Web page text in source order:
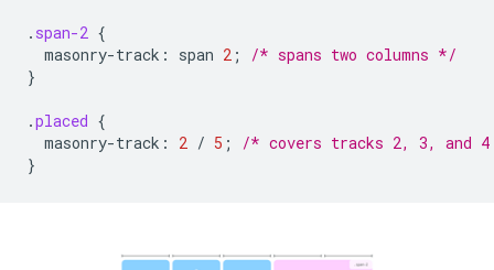
. span-2 {
masonry-track : span 2 ;
/* spans two columns */
}
.placed {
masonry-track : 2 / 5 ;
/* covers tracks 2, 3, and
}